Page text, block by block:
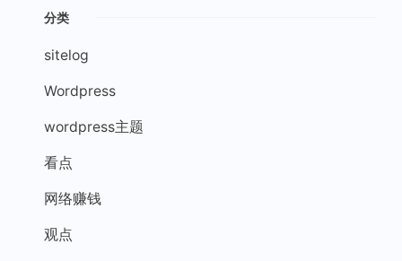
分类
sitelog
Wordpress
wordpress主题
看点
网络赚钱
观点